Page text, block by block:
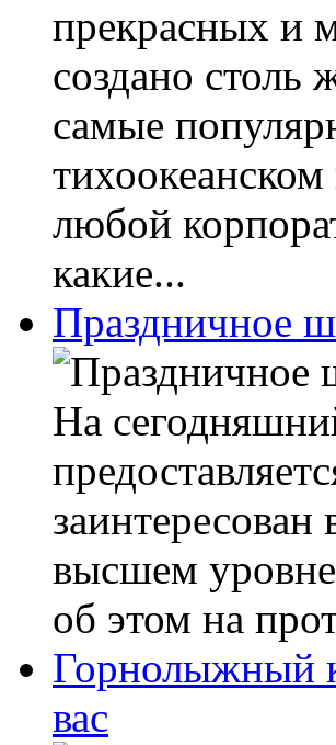
прекрасных и
создано
самые
любой
какие...
Праздничное
На
высшем
об этом на
Горнолыжный
вас